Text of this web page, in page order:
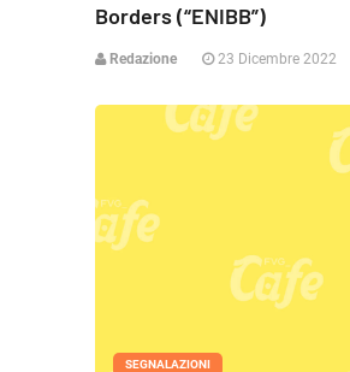
Borders (“ENIBB”)
Redazione 23 Dicembre 2022
SEGNALAZIONI